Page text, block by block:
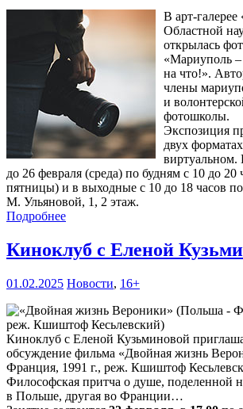
В арт-
Областной
открылась
«Мариуполь
на что!».
члены
и
фотошколы.
Экспозиция
двух
виртуальном.
до 26 февраля (среда) по будням с 10 до 20
пятницы) и в выходные с 10 до 18 часов по
М. Ульяновой, 1, 2 этаж.
Подробнее
Киноклуб с Еленой
01.02.2025 Новости, 16+
Киноклуб с Еленой Кузьминовой
обсуждение фильма «Двойная жизнь
Франция, 1991 г., реж. Кшиштоф
Философская притча о душе, поделенной
в Польше, другая во Франции…